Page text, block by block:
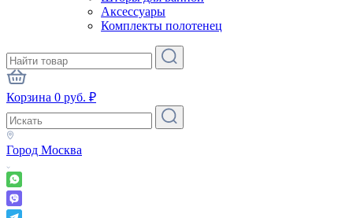
Аксессуары
Комплекты полотенец
Корзина 0 руб. ₽
Город Москва